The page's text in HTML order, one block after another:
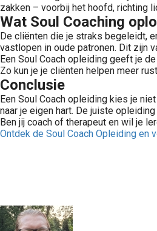
zakken – voorbij het hoofd, richting
Wat Soul Coaching
De cliënten die je straks begeleidt,
vastlopen in oude patronen. Dit zijn
Een Soul Coach opleiding geeft je
Zo kun je je cliënten helpen meer
Conclusie
Een Soul Coach opleiding kies je
naar je eigen hart. De juiste
Ben jij coach of therapeut en wil je
Ontdek de Soul Coach Opleiding en